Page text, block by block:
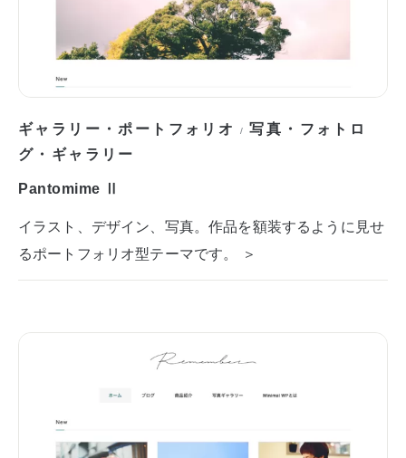
ギャラリー・ポートフォリオ /写真・フォトロ
グ・ギャラリー
Pantomime Ⅱ
イラスト、デザイン、写真。作品を額装するように見せ
るポートフォリオ型テーマです。 ＞